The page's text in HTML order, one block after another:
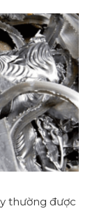
thường được